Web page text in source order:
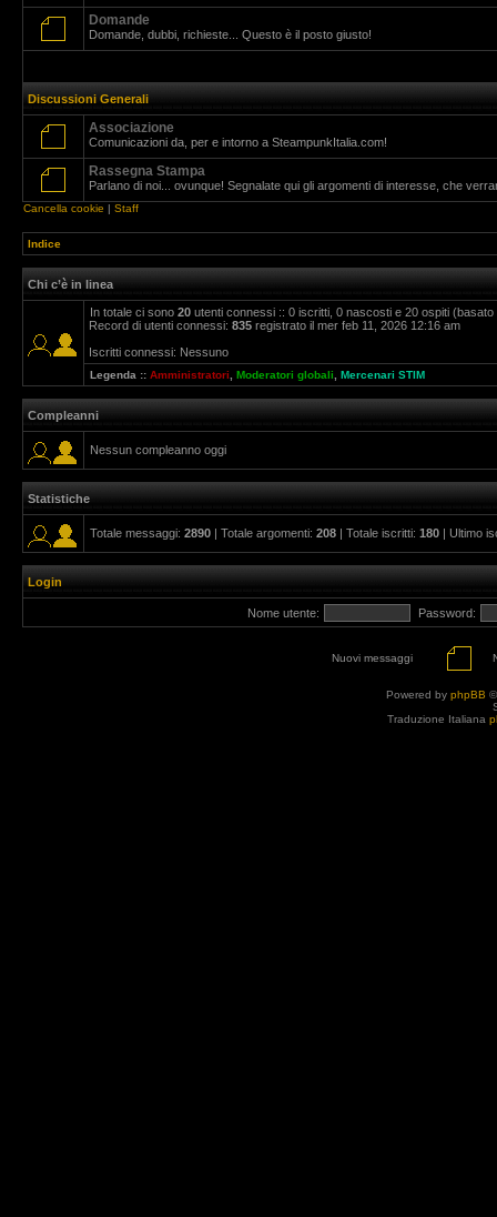
Domande
Domande, dubbi, richieste... Questo è il posto giusto!
Discussioni Generali
Associazione
Comunicazioni da, per e intorno a SteampunkItalia.com!
Rassegna Stampa
Parlano di noi... ovunque! Segnalate qui gli argomenti di interesse, che
Cancella cookie | Staff
Indice
Chi c’è in linea
In totale ci sono 20 utenti connessi :: 0 iscritti, 0 nascosti e 20 ospiti (basato
Record di utenti connessi: 835 registrato il mer feb 11, 2026 12:16 am
Iscritti connessi: Nessuno
Legenda :: Amministratori Moderatori globali Mercenari STIM
Compleanni
Nessun compleanno oggi
Statistiche
Totale messaggi: 2890 | Totale argomenti: 208 | Totale iscritti: 180 | Ultimo
Login
Nome utente: Password:
Nuovi messaggi
Powered by phpBB
Traduzione Italiana